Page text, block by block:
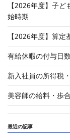
【2026年度】子
始時期
【2026年度】算
有給休暇の付与日
新入社員の所得税
美容師の給料・歩
最近の記事